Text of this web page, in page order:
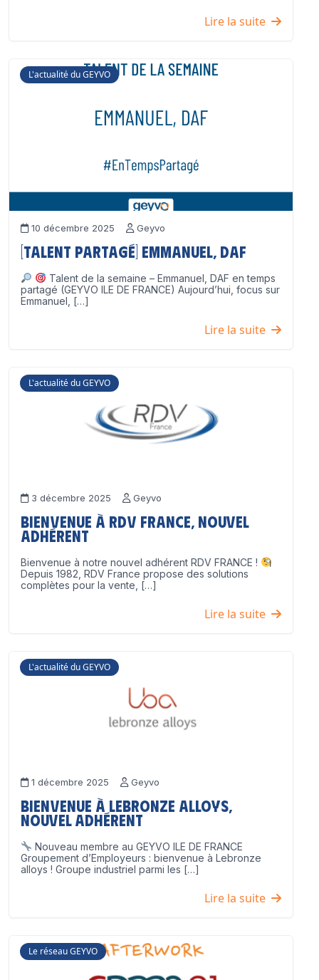
Lire la suite
L'actualité du GEYVO
10 décembre 2025 Geyvo
[Talent partagé] Emmanuel, DAF
Talent de la semaine – Emmanuel, DAF en temps
partagé (GEYVO ILE DE FRANCE) Aujourd’hui, focus sur
Emmanuel, […]
Lire la suite
L'actualité du GEYVO
3 décembre 2025 Geyvo
Bienvenue à RDV France, nouvel
adhérent
Bienvenue à notre nouvel adhérent RDV FRANCE !
Depuis 1982, RDV France propose des solutions
complètes pour la vente, […]
Lire la suite
L'actualité du GEYVO
1 décembre 2025 Geyvo
Bienvenue à Lebronze Alloys,
nouvel adhérent
Nouveau membre au GEYVO ILE DE FRANCE
Groupement d’Employeurs : bienvenue à Lebronze
alloys ! Groupe industriel parmi les […]
Lire la suite
Le réseau GEYVO